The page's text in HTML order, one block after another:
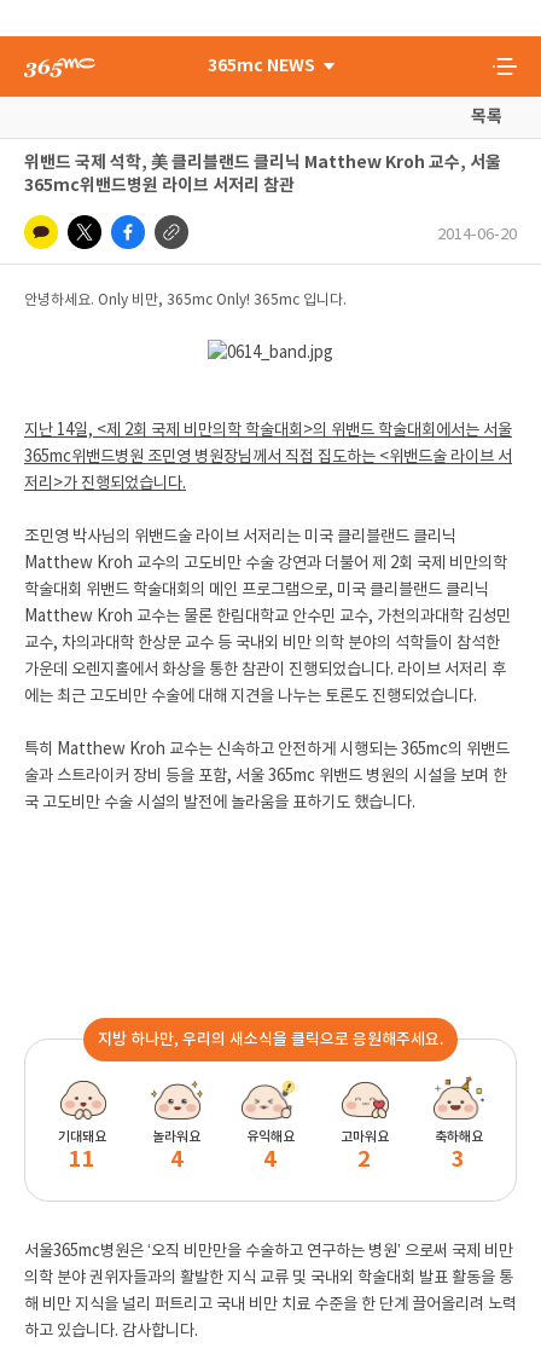
365mc NEWS
목록
위밴드 국제 석학, 美 클리블랜드 클리닉 Matthew Kroh 교수, 서울
365mc위밴드병원 라이브 서저리 참관
2014-06-20
안녕하세요. Only 비만, 365mc Only! 365mc 입니다.
지난 14일, <제 2회 국제 비만의학 학술대회>의 위밴드 학술대회에서는 서울
365mc위밴드병원 조민영 병원장님께서 직접 집도하는 <위밴드술 라이브 서
저리>가 진행되었습니다.
조민영 박사님의 위밴드술 라이브 서저리는 미국 클리블랜드 클리닉
Matthew Kroh 교수의 고도비만 수술 강연과 더불어 제 2회 국제 비만의학
학술대회 위밴드 학술대회의 메인 프로그램으로, 미국 클리블랜드 클리닉
Matthew Kroh 교수는 물론 한림대학교 안수민 교수, 가천의과대학 김성민
교수, 차의과대학 한상문 교수 등 국내외 비만 의학 분야의 석학들이 참석한
가운데 오렌지홀에서 화상을 통한 참관이 진행되었습니다. 라이브 서저리 후
에는 최근 고도비만 수술에 대해 지견을 나누는 토론도 진행되었습니다.
특히 Matthew Kroh 교수는 신속하고 안전하게 시행되는 365mc의 위밴드
술과 스트라이커 장비 등을 포함, 서울 365mc 위밴드 병원의 시설을 보며 한
국 고도비만 수술 시설의 발전에 놀라움을 표하기도 했습니다.
지방 하나만, 우리의 새소식을 클릭으로 응원해주세요.
기대돼요
11
놀라워요
4
유익해요
4
고마워요
2
축하해요
3
서울365mc병원은 ‘오직 비만만을 수술하고 연구하는 병원’ 으로써 국제 비만
의학 분야 권위자들과의 활발한 지식 교류 및 국내외 학술대회 발표 활동을 통
해 비만 지식을 널리 퍼트리고 국내 비만 치료 수준을 한 단계 끌어올리려 노력
하고 있습니다. 감사합니다.